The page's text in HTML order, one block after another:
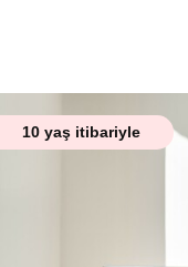
10 yaş itibariyle